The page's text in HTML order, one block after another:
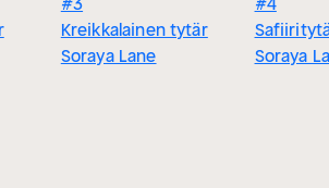
Kreikkalainen tytär
Soraya Lane
Soraya